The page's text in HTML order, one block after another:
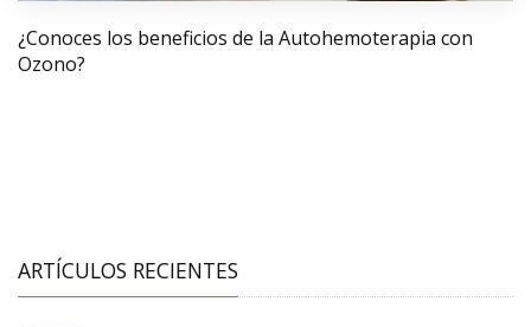
¿Conoces los beneficios de la Autohemoterapia con
Ozono?
ARTÍCULOS RECIENTES